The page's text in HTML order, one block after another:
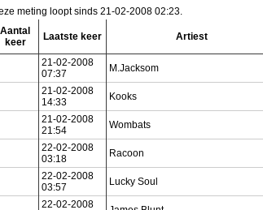
meting loopt sinds 21-02-2008 02:23.
Aantal
keer
Laatste keer Artiest
21-02-2008
07:37
M.Jacksom
21-02-2008
14:33
Kooks
21-02-2008
21:54
Wombats
22-02-2008
03:18
Racoon
22-02-2008
03:57
Lucky Soul
22-02-2008